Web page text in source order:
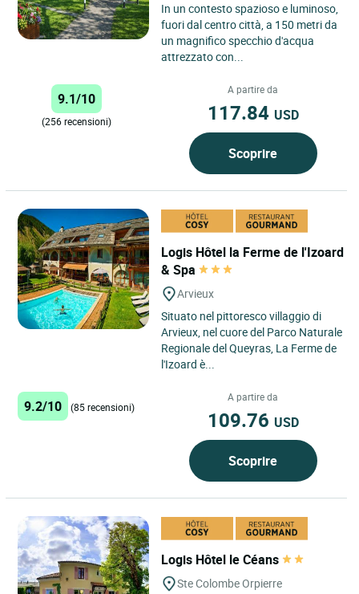
In un contesto spazioso e luminoso,
fuori dal centro città, a 150 metri da
un magnifico specchio d'acqua
attrezzato con...
9.1/10
(256 recensioni)
A partire da
117.84 USD
Scoprire
Logis Hôtel la Ferme de l'Izoard
& Spa
Arvieux
Situato nel pittoresco villaggio di
Arvieux, nel cuore del Parco Naturale
Regionale del Queyras, La Ferme de
l'Izoard è...
9.2/10 (85 recensioni)
A partire da
109.76 USD
Scoprire
Logis Hôtel le Céans
Ste Colombe Orpierre